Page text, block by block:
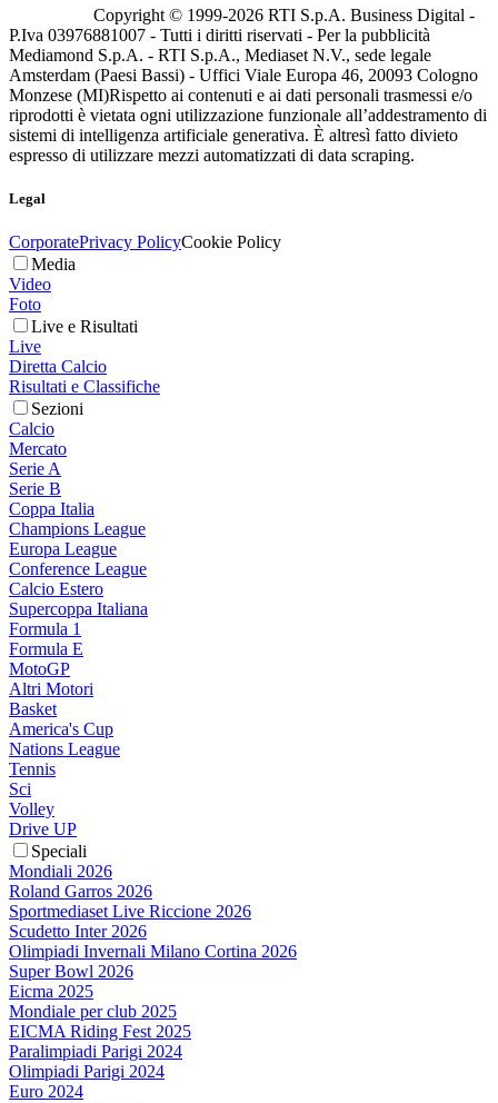
Copyright © 1999-2026 RTI S.p.A. Business Digital -
P.Iva 03976881007 - Tutti i diritti riservati - Per la pubblicità
Mediamond S.p.A. - RTI S.p.A., Mediaset N.V., sede legale
Amsterdam (Paesi Bassi) - Uffici Viale Europa 46, 20093 Cologno
Monzese (MI)Rispetto ai contenuti e ai dati personali trasmessi e/o
riprodotti è vietata ogni utilizzazione funzionale all’addestramento di
sistemi di intelligenza artificiale generativa. È altresì fatto divieto
espresso di utilizzare mezzi automatizzati di data scraping.
Legal
CorporatePrivacy PolicyCookie Policy
Media
Video
Foto
Live e Risultati
Live
Diretta Calcio
Risultati e Classifiche
Sezioni
Calcio
Mercato
Serie A
Serie B
Coppa Italia
Champions League
Europa League
Conference League
Calcio Estero
Supercoppa Italiana
Formula 1
Formula E
MotoGP
Altri Motori
Basket
America's Cup
Nations League
Tennis
Sci
Volley
Drive UP
Speciali
Mondiali 2026
Roland Garros 2026
Sportmediaset Live Riccione 2026
Scudetto Inter 2026
Olimpiadi Invernali Milano Cortina 2026
Super Bowl 2026
Eicma 2025
Mondiale per club 2025
EICMA Riding Fest 2025
Paralimpiadi Parigi 2024
Olimpiadi Parigi 2024
Euro 2024